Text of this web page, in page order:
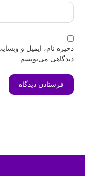
ذخیره نام، ایمیل و
دیدگاهی می‌نویسم.